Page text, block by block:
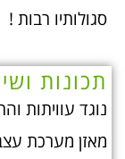
סגולותיו רבות !
תכונות
נוגד עוויתות
מאזן מערכת